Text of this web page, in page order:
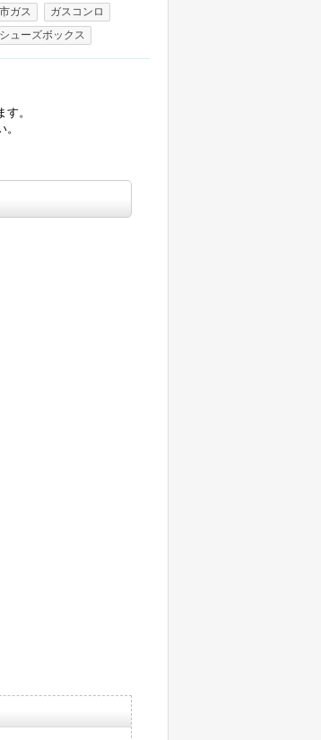
ガス
ガスコンロ
シューズボックス
。